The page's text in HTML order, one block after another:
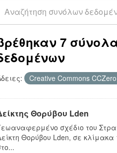
7
Creative Commons CCZero
Θορύβου Lden
σχέδιο του
Θορύβου Lden, σε